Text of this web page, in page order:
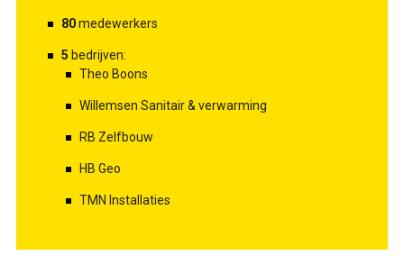
80medewerkers
5 bedrijven:
Theo Boons
Willemsen Sanitair & verwarming
RB Zelfbouw
HB Geo
TMN Installaties